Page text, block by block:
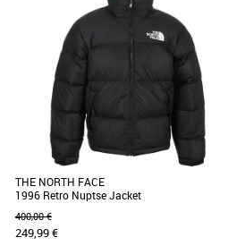
Ne passez pas à côté de l'essentiel chez The
North Face ! Ce sweat 'M Drew Peak' est très
confortable. [...]
THE NORTH FACE
1996 Retro Nuptse Jacket
400,00 €
249,99 €